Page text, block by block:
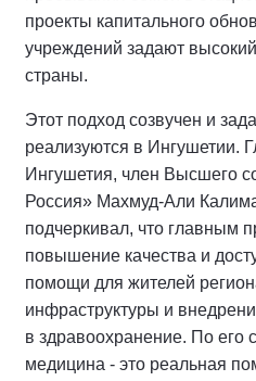
проекты капитального
учреждений задают
страны.
Этот подход созвучен и
реализуются в Ингушетии.
Ингушетия, член Высшего
Россия» Махмуд-Али
подчеркивал, что главным
повышение качества и
помощи для жителей
инфраструктуры и
в здравоохранение. По его
медицина - это реальная